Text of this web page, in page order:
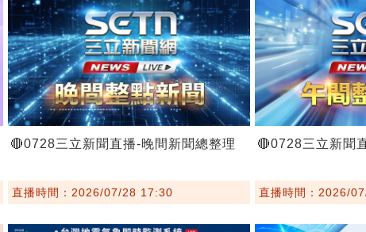
🔴0728三立新聞直播-晚間新聞總整理
直播時間：2026/07/28 17:30
🔴0728三立新聞
直播時間：2026/